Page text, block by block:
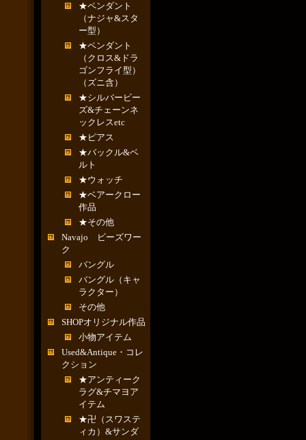
★ペンダント
（ナジャ&スタ
ー型）
★ペンダント
（クロス&ドラ
ゴンフライ型）
（ズニ含）
★シルバービー
ズ&チェーンネ
ックレスetc
★ピアス
★バックル&ベ
ルト
★ウォッチ
★ベアークロー
作品
★その他
Navajo ビーズワー
ク
バングル
バングル（キャ
ラクター）
その他
SHOPオリジナル作品
小物アイテム
Used&Antique・コレ
クション
★アンティーク
ラグ&チマヨア
イテム
★卍（スワステ
ィカ）&サンダ